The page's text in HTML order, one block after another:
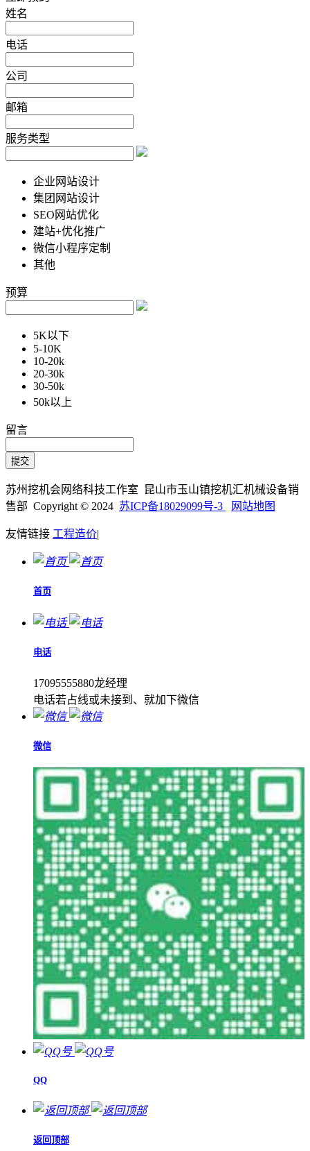
姓名
电话
公司
邮箱
服务类型
企业网站设计
集团网站设计
SEO网站优化
建站+优化推广
微信小程序定制
其他
预算
5K以下
5-10K
10-20k
20-30k
30-50k
50k以上
留言
苏州挖机会网络科技工作室 昆山市玉山镇挖机汇机械设备销
售部 Copyright © 2024 苏ICP备18029099号-3 网站地图
友情链接 工程造价|
首页
电话
17095555880龙经理
电话若占线或未接到、就加下微信
微信
QQ
返回顶部